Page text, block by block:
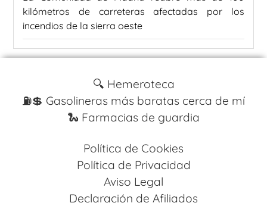
kilómetros de carreteras afectadas por los
incendios de la sierra oeste
🔍 Hemeroteca
⛽️💲 Gasolineras más baratas cerca de mí
🐍 Farmacias de guardia
Política de Cookies
Política de Privacidad
Aviso Legal
Declaración de Afiliados